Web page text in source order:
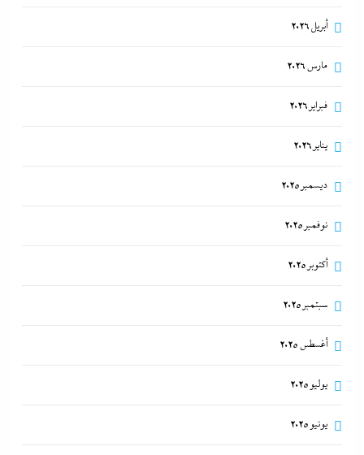
أبريل 2026
مارس 2026
فبراير 2026
يناير 2026
ديسمبر 2025
نوفمبر 2025
أكتوبر 2025
سبتمبر 2025
أغسطس 2025
يوليو 2025
يونيو 2025